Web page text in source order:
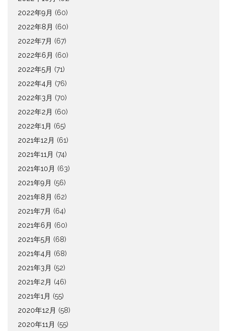
2022年9月 (60)
2022年8月 (60)
2022年7月 (67)
2022年6月 (60)
2022年5月 (71)
2022年4月 (76)
2022年3月 (70)
2022年2月 (60)
2022年1月 (65)
2021年12月 (61)
2021年11月 (74)
2021年10月 (63)
2021年9月 (56)
2021年8月 (62)
2021年7月 (64)
2021年6月 (60)
2021年5月 (68)
2021年4月 (68)
2021年3月 (52)
2021年2月 (46)
2021年1月 (55)
2020年12月 (58)
2020年11月 (55)